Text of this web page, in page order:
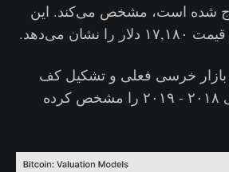
شده است، مشخص می‌کند. این
می‌دهد.
بازار خرسی فعلی و تشکیل کف
قیمتی در بازه زمانی ۲۰۱۸ - ۲۰۱۹ را مشخص کرده